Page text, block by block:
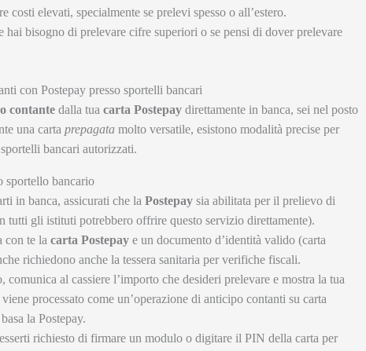
costi elevati, specialmente se prelevi spesso o all’estero.
hai bisogno di prelevare cifre superiori o se pensi di dover prelevare
con Postepay presso sportelli bancari
contante dalla tua carta Postepay direttamente in banca, sei nel posto
una carta prepagata molto versatile, esistono modalità precise per
bancari autorizzati.
sportello bancario
in banca, assicurati che la Postepay sia abilitata per il prelievo di
tutti gli istituti potrebbero offrire questo servizio direttamente).
con te la carta Postepay e un documento d’identità valido (carta
richiedono anche la tessera sanitaria per verifiche fiscali.
comunica al cassiere l’importo che desideri prelevare e mostra la tua
processato come un’operazione di anticipo contanti su carta
la Postepay.
richiesto di firmare un modulo o digitare il PIN della carta per